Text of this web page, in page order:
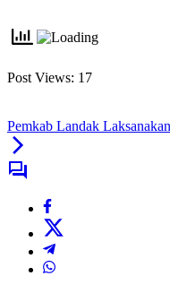
Post Views: 17
Pemkab Landak